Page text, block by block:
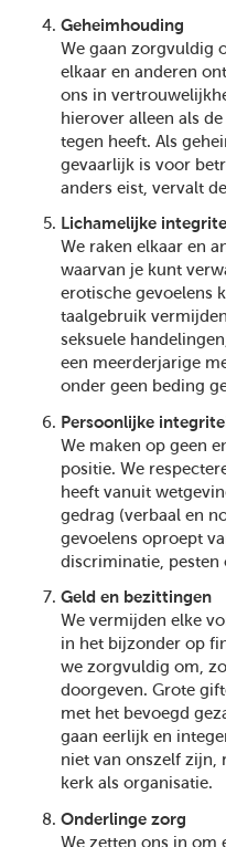
Geheimhouding
We gaan zorgvuldig
elkaar en anderen
ons in
hierover alleen als
tegen heeft. Als
gevaarlijk is voor
anders eist, vervalt
Lichamelijke
We raken elkaar en
waarvan je kunt
erotische gevoelens
taalgebruik
seksuele
een meerderjarige
onder geen beding
Persoonlijke
We maken op geen
positie. We
heeft vanuit
gedrag (verbaal en
gevoelens oproept
discriminatie, pesten
Geld en bezittingen
We vermijden elke
in het bijzonder op
we zorgvuldig om,
doorgeven. Grote
met het bevoegd
gaan eerlijk en
niet van onszelf zijn,
kerk als organisatie.
Onderlinge zorg
We zetten ons in om